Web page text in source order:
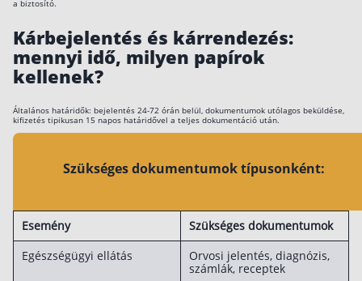
a biztosító.
Kárbejelentés és kárrendezés:
mennyi idő, milyen papírok
kellenek?
Általános határidők: bejelentés 24-72 órán belül, dokumentumok utólagos beküldése,
kifizetés tipikusan 15 napos határidővel a teljes dokumentáció után.
Szükséges dokumentumok típusonként:
Esemény
Szükséges dokumentumok
Egészségügyi ellátás
Orvosi jelentés, diagnózis,
számlák, receptek